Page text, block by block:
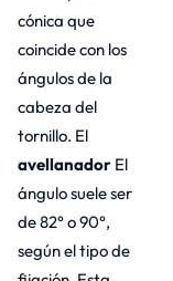
cónica que
coincide con los
ángulos de la
cabeza del
tornillo. El
avellanador El
ángulo suele ser
de 82° o 90°,
según el tipo de